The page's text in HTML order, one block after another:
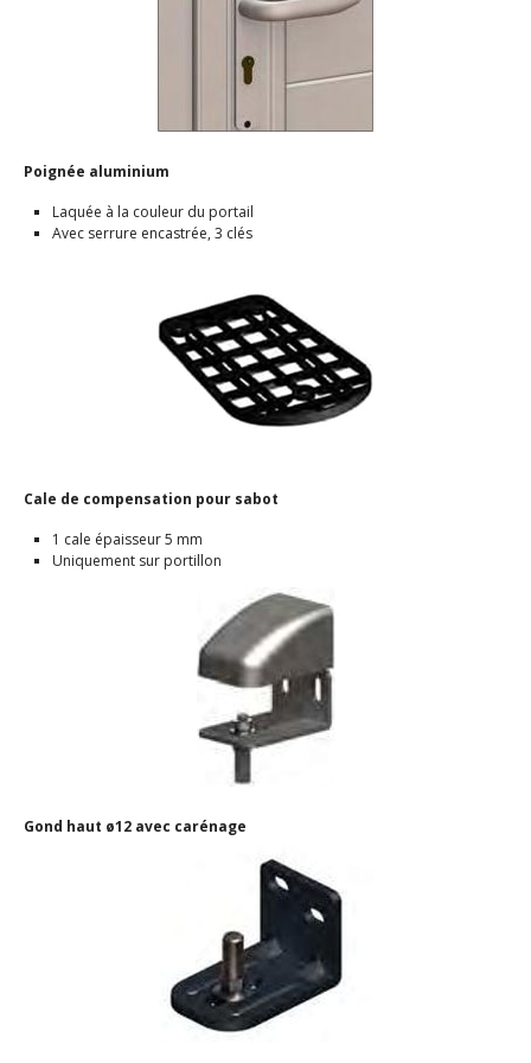
Poignée aluminium
Laquée à la couleur du portail
Avec serrure encastrée, 3 clés
Cale de compensation pour sabot
1 cale épaisseur 5 mm
Uniquement sur portillon
Gond haut ø12 avec carénage